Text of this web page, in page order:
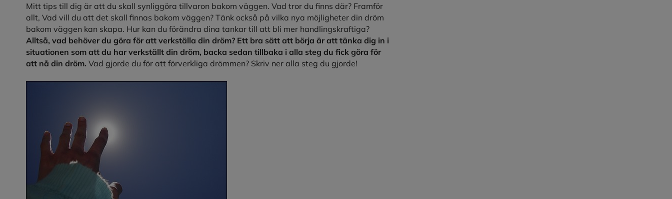
Mitt tips till dig är att du skall synliggöra tillvaron bakom väggen. Vad tror du finns där? Framför
allt, Vad vill du att det skall finnas bakom väggen? Tänk också på vilka nya möjligheter din dröm
bakom väggen kan skapa. Hur kan du förändra dina tankar till att bli mer handlingskraftiga?
Alltså, vad behöver du göra för att verkställa din dröm? Ett bra sätt att börja är att tänka dig in i
situationen som att du har verkställt din dröm, backa sedan tillbaka i alla steg du fick göra för
att nå din dröm. Vad gjorde du för att förverkliga drömmen? Skriv ner alla steg du gjorde!